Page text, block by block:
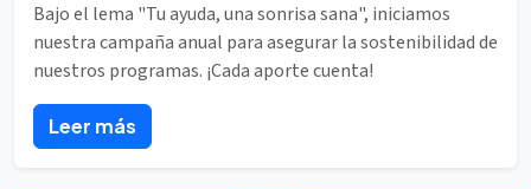
Bajo el lema "Tu ayuda, una sonrisa sana", iniciamos
nuestra campaña anual para asegurar la sostenibilidad de
nuestros programas. ¡Cada aporte cuenta!
Leer más